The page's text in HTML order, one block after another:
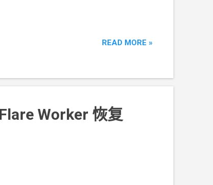
READ MORE »
Worker 恢复